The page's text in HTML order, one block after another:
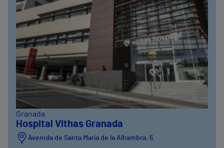
Granada
Hospital Vithas Granada
Avenida de Santa María de la Alhambra, 6